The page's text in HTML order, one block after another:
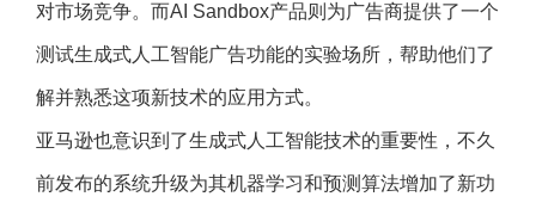
对市场竞争。而AI Sandbox产品则为广告商提供了一个
测试生成式人工智能广告功能的实验场所，帮助他们了
解并熟悉这项新技术的应用方式。
亚马逊也意识到了生成式人工智能技术的重要性，不久
前发布的系统升级为其机器学习和预测算法增加了新功